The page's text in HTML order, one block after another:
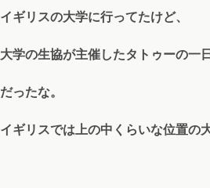
イギリスの大学に行ってたけど、
大学の生協が主催したタトゥーの一
だったな。
イギリスでは上の中くらいな位置の